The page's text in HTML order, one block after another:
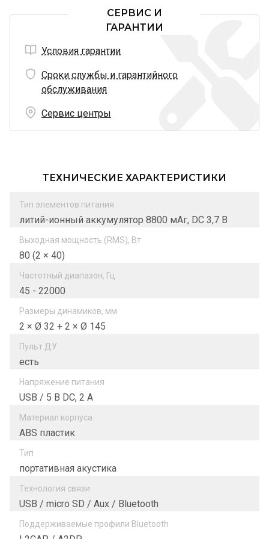
СЕРВИС И
ГАРАНТИИ
Условия гарантии
Сроки службы и гарантийного
обслуживания
Сервис центры
ТЕХНИЧЕСКИЕ ХАРАКТЕРИСТИКИ
Тип элементов питания
литий-ионный аккумулятор 8800 мАг, DC 3,7 В
Выходная мощность (RMS), Вт
80 (2 × 40)
Частотный диапазон, Гц
45 - 22000
Размеры динамиков, мм
2 × Ø 32 + 2 × Ø 145
Пульт ДУ
есть
Напряжение питания
USB / 5 B DC, 2 A
Материал корпуса
ABS пластик
Тип
портативная акустика
Технология связи
USB / micro SD / Aux / Bluetooth
Поддерживаемые профили Bluetooth